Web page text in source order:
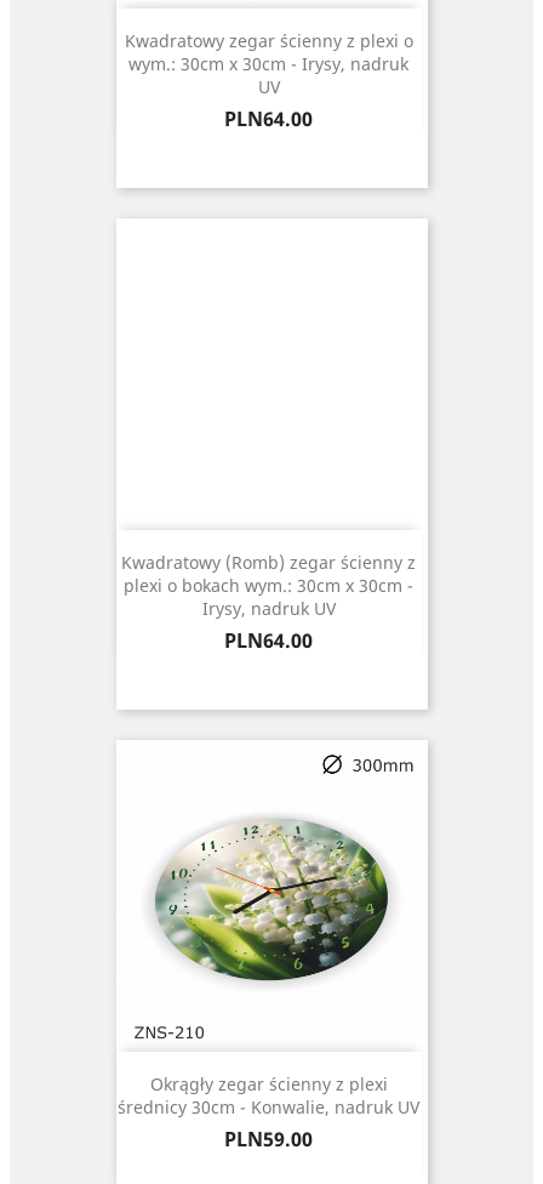
Kwadratowy zegar ścienny z plexi o
wym.: 30cm x 30cm - Irysy, nadruk
UV
Price
PLN64.00
Kwadratowy (Romb) zegar ścienny z
plexi o bokach wym.: 30cm x 30cm -
Irysy, nadruk UV
Price
PLN64.00
Okrągły zegar ścienny z plexi
średnicy 30cm - Konwalie, nadruk UV
Price
PLN59.00